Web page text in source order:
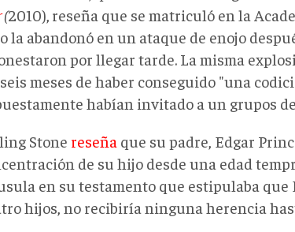
(2010), reseña que se matriculó en la
la abandonó en un ataque de enojo
por llegar tarde. La misma
meses de haber conseguido "una
habían invitado a un grupos
Stone reseña que su padre, Edgar
de su hijo desde una edad
en su testamento que estipulaba que
hijos, no recibiría ninguna herencia